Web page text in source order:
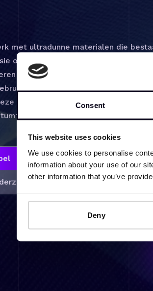
Consent
This website uses cookies
We use cookies to personalise
information about your use of our
other information that you’ve
Deny
met ultradunne materialen die
op elkaar te stapelen en te
gedragen. Mijn groep ontwikkelt
de unieke hoge-magnetisch-
exotische elektronische
en efficiente